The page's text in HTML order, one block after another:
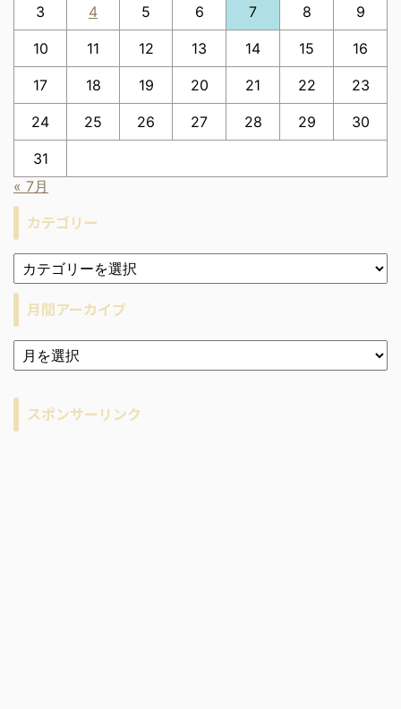
3 4 5 6 7 8 9
10 11 12 13 14 15 16
17 18 19 20 21 22 23
24 25 26 27 28 29 30
31
« 7月
カテゴリー
月間アーカイブ
ア
ー
ブ
スポンサーリンク